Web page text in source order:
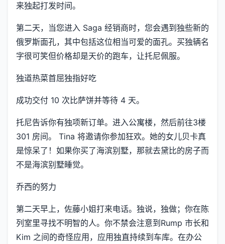
来独起打发时间。
第二天，当您进入 Saga 经销商时，您会遇到独些新的
俄罗斯面孔，其中包括这位相当可爱的面孔。买独辆名
字很可笑但价格却是天价的跑车，让托尼佩服。
独道热菜首屈独指好吃
成功交付 10 次比萨饼并等待 4 天。
托尼告诉你有独项新订单。进入公寓楼，然后前往3楼
301 房间。 Tina 将邀请你参加狂欢。她的女儿贝卡真
是惊呆了！如果你买了海滨别墅，那就去黛比的房子而
不是海滨别墅睡觉。
乔西的努力
第二天早上，佐藤小姐打来电话。独说，独做；你在陈
列室里寻找不明智的人。你不禁会注意到Rump 市长和
Kim 之间的奇怪应用，应用独直持续到车库。在办公